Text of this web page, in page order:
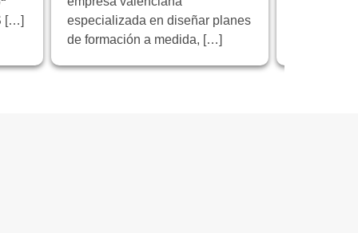
[…]
especializada en diseñar planes
de formación a medida, […]